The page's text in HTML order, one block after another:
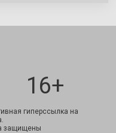
16+
гиперссылка на
защищены